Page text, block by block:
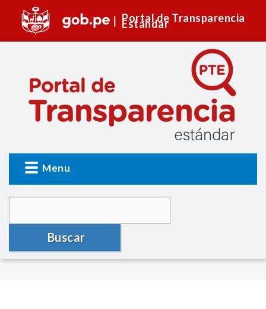
Portal de Transparencia
Estándar
Menu
Buscar